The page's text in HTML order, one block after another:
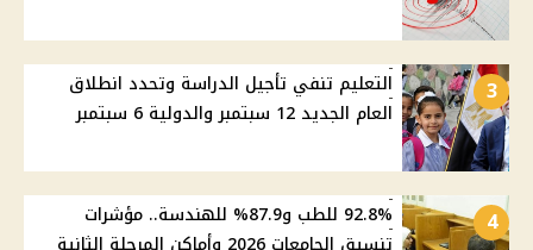
3
التعليم تنفي تأجيل الدراسة وتحدد انطلاق
العام الجديد 12 سبتمبر والدولية 6 سبتمبر
4
92.8% للطب و87.9% للهندسة.. مؤشرات